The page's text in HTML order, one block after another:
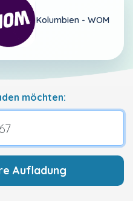
Kolumbien - WOM
möchten:
Aufladung